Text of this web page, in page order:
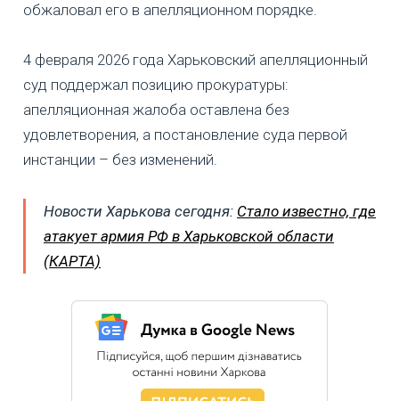
обжаловал его в апелляционном порядке.
4 февраля 2026 года Харьковский апелляционный
суд поддержал позицию прокуратуры:
апелляционная жалоба оставлена без
удовлетворения, а постановление суда первой
инстанции – без изменений.
Новости Харькова сегодня: Стало известно, где
атакует армия РФ в Харьковской области
(КАРТА)